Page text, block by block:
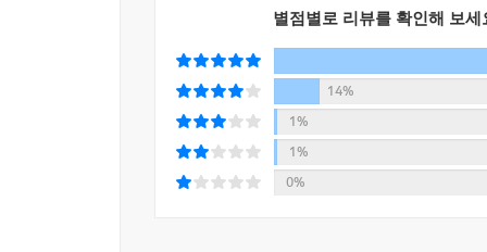
별점별로 리뷰를 확인해 보세
14%
1%
1%
0%